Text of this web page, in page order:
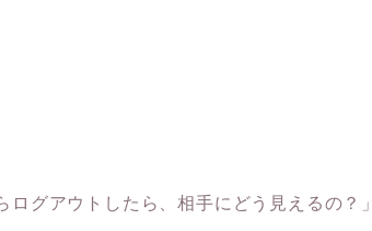
ログアウトしたら、相手にどう見えるの？」